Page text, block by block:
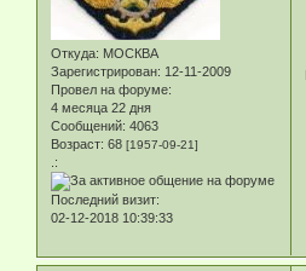
Откуда: МОСКВА
Зарегистрирован: 12-11-2009
Провел на форуме:
4 месяца 22 дня
Сообщений: 4063
Возраст: 68 [1957-09-21]
.:
Последний визит:
02-12-2018 10:39:33